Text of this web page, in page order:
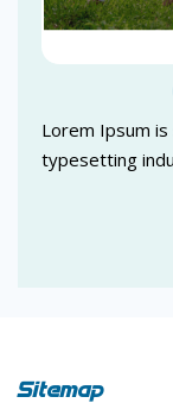
Lorem Ipsum
typesetting
Sitemap